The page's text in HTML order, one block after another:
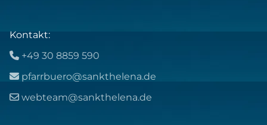
Kontakt:
 +49 30 8859 590
 pfarrbuero@sankthelena.de
 webteam@sankthelena.de